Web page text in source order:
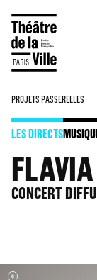
PROJETS PASSERELLES
LES DIRECTS
CONCERT